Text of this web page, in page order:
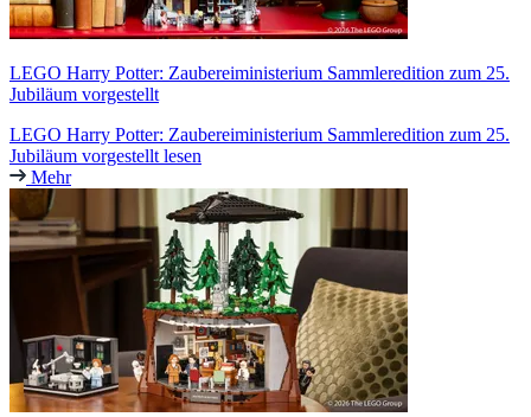
LEGO Harry Potter: Zaubereiministerium Sammleredition zum 25.
Jubiläum vorgestellt
LEGO Harry Potter: Zaubereiministerium Sammleredition zum 25.
Jubiläum vorgestellt lesen
Mehr